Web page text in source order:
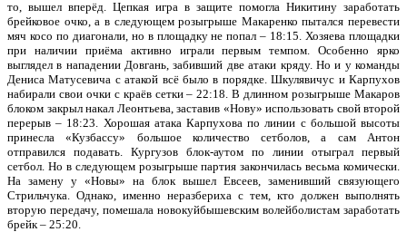
то, вышел вперёд. Цепкая игра в защите помогла Никитину заработать
брейковое очко, а в следующем розыгрыше Макаренко пытался перевести
мяч косо по диагонали, но в площадку не попал – 18:15. Хозяева площадки
при наличии приёма активно играли первым темпом. Особенно ярко
выглядел в нападении Довгань, забивший две атаки кряду. Но и у команды
Дениса Матусевича с атакой всё было в порядке. Шкулявичус и Карпухов
набирали свои очки с краёв сетки – 22:18. В длинном розыгрыше Макаров
блоком закрыл накал Леонтьева, заставив «Нову» использовать свой второй
перерыв – 18:23. Хорошая атака Карпухова по линии с большой высоты
принесла «Кузбассу» большое количество сетболов, а сам Антон
отправился подавать. Кургузов блок-аутом по линии отыграл первый
сетбол. Но в следующем розыгрыше партия закончилась весьма комически.
На замену у «Новы» на блок вышел Евсеев, заменивший связующего
Стрильчука. Однако, именно неразбериха с тем, кто должен выполнять
вторую передачу, помешала новокуйбышевским волейболистам заработать
брейк – 25:20.